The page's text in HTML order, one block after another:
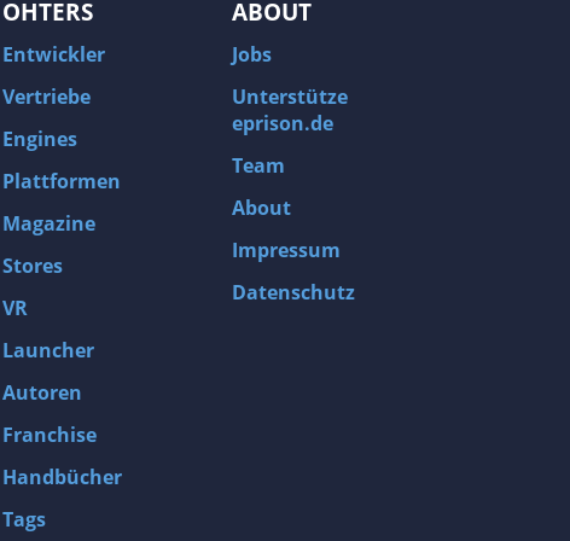
OHTERS
Entwickler
Vertriebe
Engines
Plattformen
Magazine
Stores
VR
Launcher
Autoren
Franchise
Handbücher
Tags
ABOUT
Jobs
Unterstütze
eprison.de
Team
About
Impressum
Datenschutz